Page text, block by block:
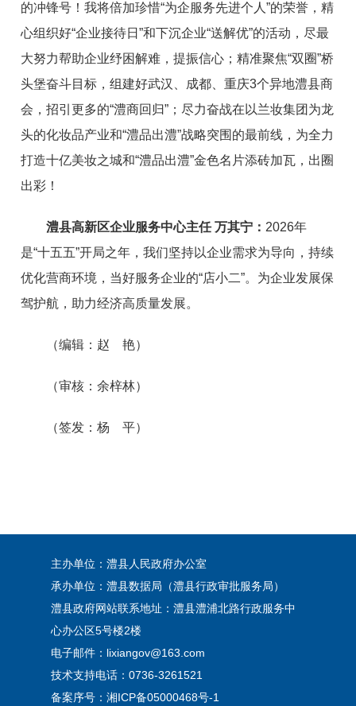
的冲锋号！我将倍加珍惜“为企服务先进个人”的荣誉，精
心组织好“企业接待日”和下沉企业“送解优”的活动，尽最
大努力帮助企业纾困解难，提振信心；精准聚焦“双圈”桥
头堡奋斗目标，组建好武汉、成都、重庆3个异地澧县商
会，招引更多的“澧商回归”；尽力奋战在以兰妆集团为龙
头的化妆品产业和“澧品出澧”战略突围的最前线，为全力
打造十亿美妆之城和“澧品出澧”金色名片添砖加瓦，出圈
出彩！
澧县高新区企业服务中心主任 万其宁： 2026年
是“十五五”开局之年，我们坚持以企业需求为导向，持续
优化营商环境，当好服务企业的“店小二”。为企业发展保
驾护航，助力经济高质量发展。
（编辑：赵 艳）
（审核：余梓林）
（签发：杨 平）
主办单位：澧县人民政府办公室
承办单位：澧县数据局（澧县行政审批服务局）
澧县政府网站联系地址：澧县澧浦北路行政服务中
心办公区5号楼2楼
电子邮件：lixiangov@163.com
技术支持电话：0736-3261521
备案序号： 湘ICP备05000468号-1